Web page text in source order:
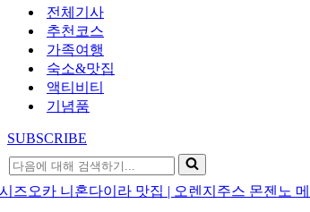
게
뉴
전체기사
추천코스
가족여행
숙소&맛집
액티비티
기념품
SUBSCRIBE
다
음
에